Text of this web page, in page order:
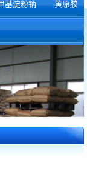
基淀粉钠 黄原胶